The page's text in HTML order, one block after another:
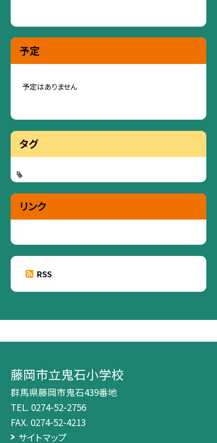
予定
予定はありません
タグ
リンク
RSS
藤岡市立鬼石小学校
群馬県藤岡市鬼石439番地
TEL. 0274-52-2756
FAX. 0274-52-4213
サイトマップ